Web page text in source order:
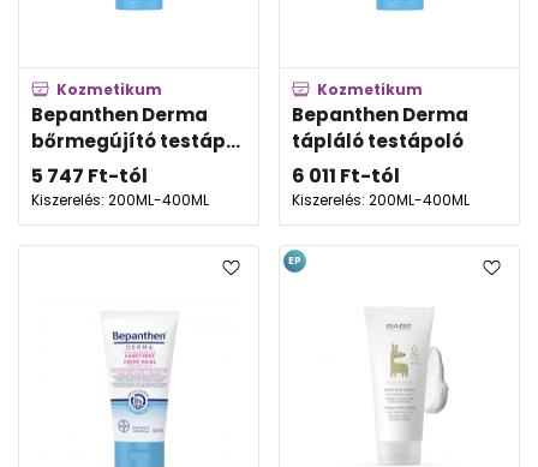
Kozmetikum
Bepanthen Derma
bőrmegújító testáp...
5 747 Ft-tól
Kiszerelés: 200ML-400ML
Kozmetikum
Bepanthen Derma
tápláló testápoló
6 011 Ft-tól
Kiszerelés: 200ML-400ML
EP